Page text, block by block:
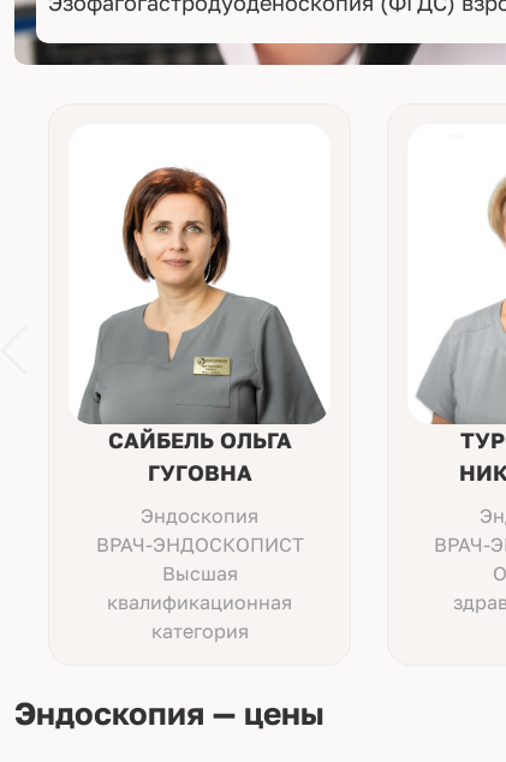
САЙБЕЛЬ ОЛЬГА
ГУГОВНА
Эндоскопия
ВРАЧ-ЭНДОСКОПИСТ
Высшая
квалификационная
категория
ВРАЧ-
Эндоскопия — цены